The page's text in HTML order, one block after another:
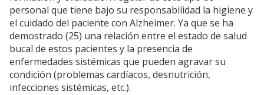
personal que tiene bajo su responsabilidad la higiene y
el cuidado del paciente con Alzheimer. Ya que se ha
demostrado (25) una relación entre el estado de salud
bucal de estos pacientes y la presencia de
enfermedades sistémicas que pueden agravar su
condición (problemas cardíacos, desnutrición,
infecciones sistémicas, etc.).